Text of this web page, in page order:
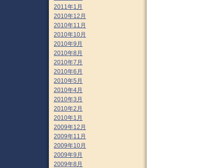
2011年1月
2010年12月
2010年11月
2010年10月
2010年9月
2010年8月
2010年7月
2010年6月
2010年5月
2010年4月
2010年3月
2010年2月
2010年1月
2009年12月
2009年11月
2009年10月
2009年9月
2009年8月